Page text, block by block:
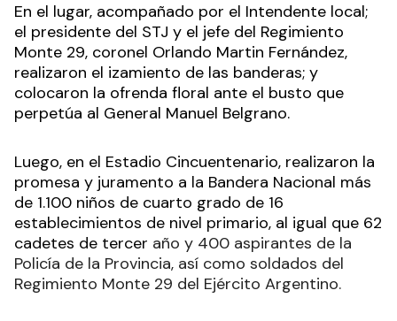
En el lugar, acompañado por el Intendente local;
el presidente del STJ y el jefe del Regimiento
Monte 29, coronel Orlando Martin Fernández,
realizaron el izamiento de las banderas; y
colocaron la ofrenda floral ante el busto que
perpetúa al General Manuel Belgrano.
Luego, en el Estadio Cincuentenario, realizaron la
promesa y juramento a la Bandera Nacional más
de 1.100 niños de cuarto grado de 16
establecimientos de nivel primario, al igual que 62
cadetes de tercer año y 400 aspirantes de la
Policía de la Provincia, así como soldados del
Regimiento Monte 29 del Ejército Argentino.